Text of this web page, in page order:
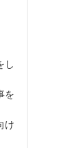
し
を
け